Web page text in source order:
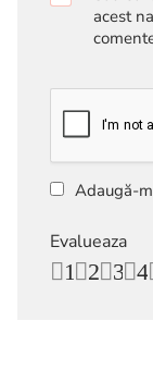
acest
Adaugă-
Evalueaza
4
3
2
1